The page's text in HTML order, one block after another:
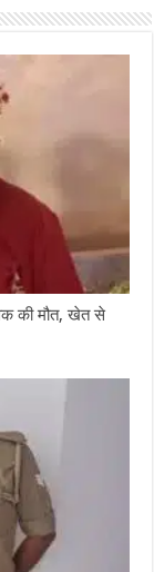
की मौत, खेत से